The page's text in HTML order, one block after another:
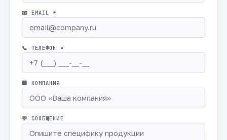
📧 EMAIL *
📞 ТЕЛЕФОН *
🏢 КОМПАНИЯ
💬 СООБЩЕНИЕ